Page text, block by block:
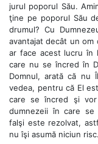
jurul poporul Său.
ţine pe poporul Său
drumul? Cu
avantajat decât un om
ar face acest lucru în
care nu se încred în
Domnul, arată că nu
vedea, pentru că El
care se încred şi
dumnezeii în care se
falşi este rezolvat,
nu îşi asumă niciun risc.